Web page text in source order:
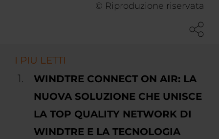
© Riproduzione riservata
I PIU LETTI
WINDTRE CONNECT ON AIR: LA
NUOVA SOLUZIONE CHE UNISCE
LA TOP QUALITY NETWORK DI
WINDTRE E LA TECNOLOGIA